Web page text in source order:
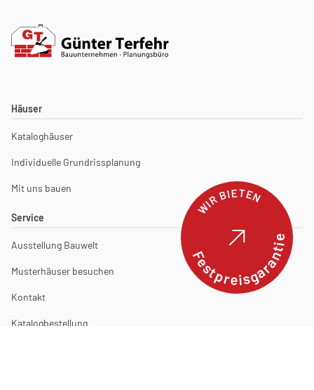
Häuser
Kataloghäuser
Individuelle Grundrissplanung
Mit uns bauen
Service
Ausstellung Bauwelt
Musterhäuser besuchen
Kontakt
Katalogbestellung
WIR BIETEN
Festpreisgarantie